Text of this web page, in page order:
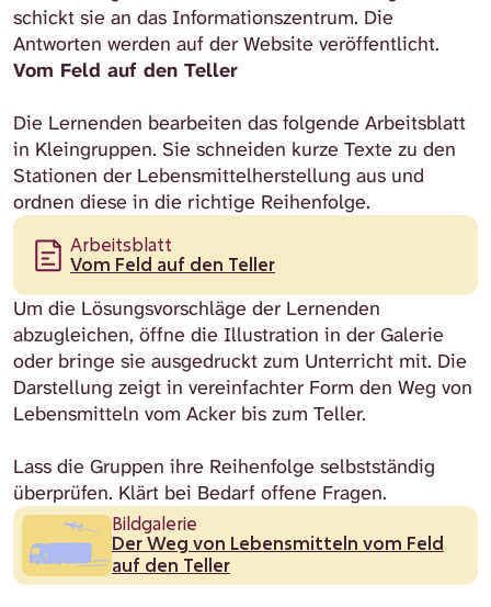
schickt sie an das Informationszentrum. Die
Antworten werden auf der Website veröffentlicht.
Vom Feld auf den Teller
Die Lernenden bearbeiten das folgende Arbeitsblatt
in Kleingruppen. Sie schneiden kurze Texte zu den
Stationen der Lebensmittelherstellung aus und
ordnen diese in die richtige Reihenfolge.
Arbeitsblatt
Vom Feld auf den Teller
Um die Lösungsvorschläge der Lernenden
abzugleichen, öffne die Illustration in der Galerie
oder bringe sie ausgedruckt zum Unterricht mit. Die
Darstellung zeigt in vereinfachter Form den Weg von
Lebensmitteln vom Acker bis zum Teller.
Lass die Gruppen ihre Reihenfolge selbstständig
überprüfen. Klärt bei Bedarf offene Fragen.
Bildgalerie
Der Weg von Lebensmitteln vom Feld
auf den Teller